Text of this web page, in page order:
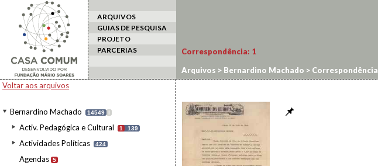
ARQUIVOS
GUIAS DE PESQUISA
PROJETO
PARCERIAS
Voltar aos arquivos
Bernardino Machado 14549 I
Activ. Pedagógica e Cultural 1 139
Actividades Políticas 424
Agendas 5
Correspondência: 1
Arquivos > Bernardino Machado > Correspondência